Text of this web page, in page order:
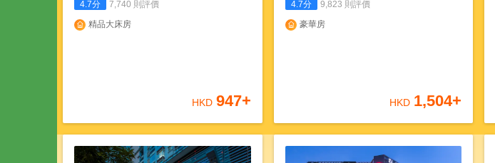
4.7分 7,740 則評價
精品大床房
HKD 947+
4.7分 9,823 則評價
豪華房
HKD 1,504+